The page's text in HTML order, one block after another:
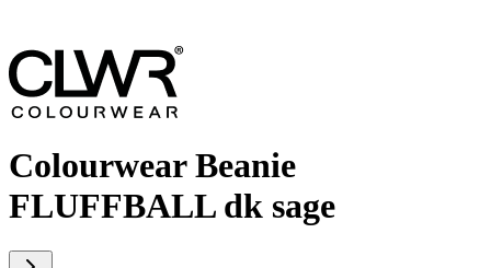
Colourwear Beanie
FLUFFBALL dk sage